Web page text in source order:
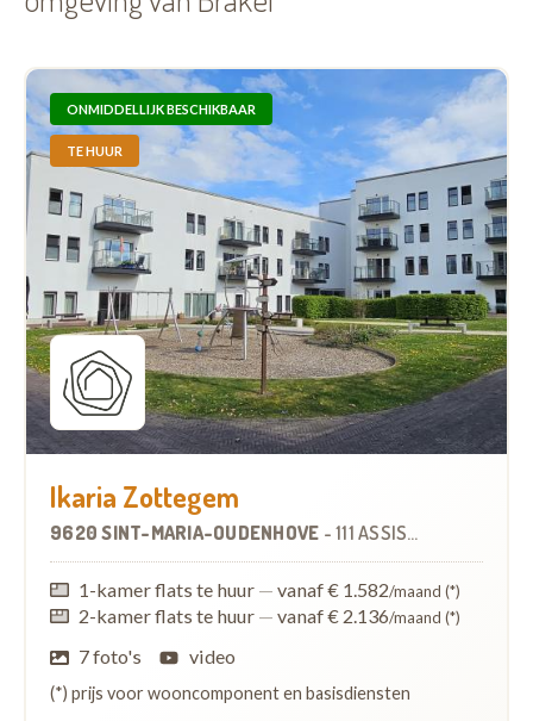
ONMIDDELLIJK BESCHIKBAAR
TE HUUR
Ikaria Zottegem
9620 SINT-MARIA-OUDENHOVE - 111 ASSISTENTIEWONINGEN
1-kamer flats te huur — vanaf € 1.582/maand (*)
2-kamer flats te huur — vanaf € 2.136/maand (*)
7 foto's video
(*) prijs voor wooncomponent en basisdiensten